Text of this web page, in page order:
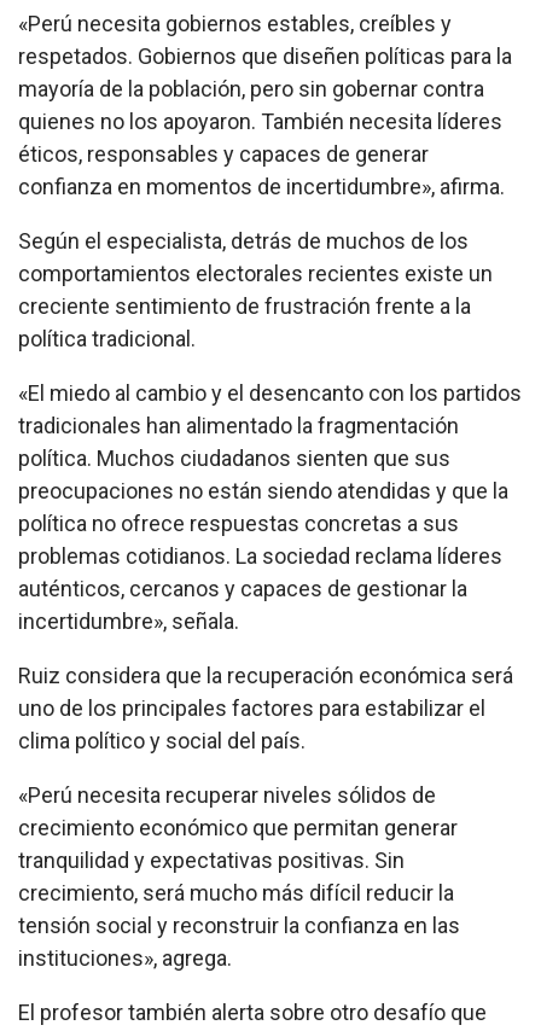
«Perú necesita gobiernos estables, creíbles y
respetados. Gobiernos que diseñen políticas para la
mayoría de la población, pero sin gobernar contra
quienes no los apoyaron. También necesita líderes
éticos, responsables y capaces de generar
confianza en momentos de incertidumbre», afirma.
Según el especialista, detrás de muchos de los
comportamientos electorales recientes existe un
creciente sentimiento de frustración frente a la
política tradicional.
«El miedo al cambio y el desencanto con los partidos
tradicionales han alimentado la fragmentación
política. Muchos ciudadanos sienten que sus
preocupaciones no están siendo atendidas y que la
política no ofrece respuestas concretas a sus
problemas cotidianos. La sociedad reclama líderes
auténticos, cercanos y capaces de gestionar la
incertidumbre», señala.
Ruiz considera que la recuperación económica será
uno de los principales factores para estabilizar el
clima político y social del país.
«Perú necesita recuperar niveles sólidos de
crecimiento económico que permitan generar
tranquilidad y expectativas positivas. Sin
crecimiento, será mucho más difícil reducir la
tensión social y reconstruir la confianza en las
instituciones», agrega.
El profesor también alerta sobre otro desafío que